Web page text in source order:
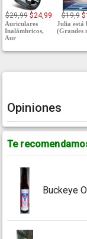
$29,99 $24,99
Auriculares
Inalámbricos,
Aur
$19,9
Julia está
(Grandes
Opiniones
Te
Buckeye